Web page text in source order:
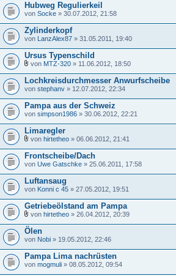
Hubweg Regulierkeil
von Socke » 30.07.2012, 21:58
Zylinderkopf
von LanzAlex87 » 31.05.2011, 19:40
Ursus Typenschild
von MTZ-320 » 11.06.2012, 18:50
Lochkreisdurchmesser Anwurfscheibe
von stephanv » 12.07.2012, 22:34
Pampa aus der Schweiz
von simpson1986 » 30.06.2012, 22:21
Limaregler
von hirtetheo » 06.06.2012, 21:41
Frontscheibe/Dach
von Uwe Gatschke » 25.06.2011, 17:58
Luftansaug
von Konni c 45 » 27.05.2012, 19:51
Getriebeölstand am Pampa
von hirtetheo » 26.04.2012, 20:39
Ölen
von Nobi » 19.05.2012, 22:46
Pampa Lima nachrüsten
von mogmuli » 08.05.2012, 09:54